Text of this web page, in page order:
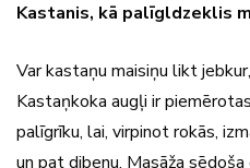
Kastanis, kā palīgldzeklis
Var kastaņu maisiņu likt
Kastaņkoka augļi ir
palīgrīku, lai, virpinot rokās,
un pat dibenu. Masāža